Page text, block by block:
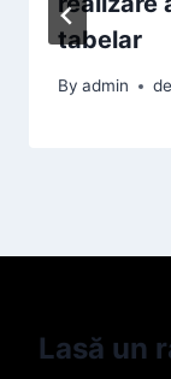
tabelar
By admin
Lasă un